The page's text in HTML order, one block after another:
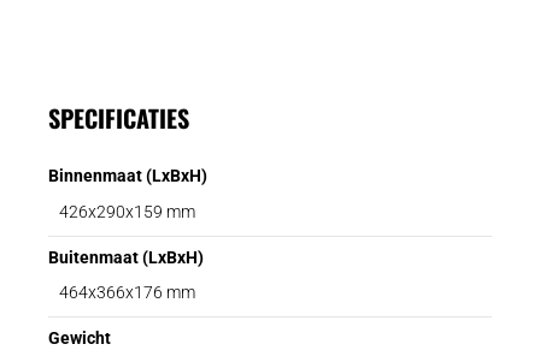
SPECIFICATIES
Binnenmaat (LxBxH)
426x290x159 mm
Buitenmaat (LxBxH)
464x366x176 mm
Gewicht